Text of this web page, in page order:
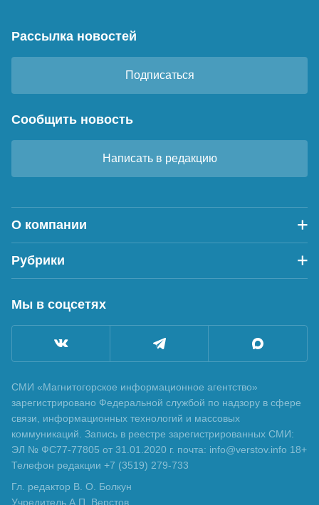
Рассылка новостей
Подписаться
Сообщить новость
Написать в редакцию
О компании
Рубрики
Мы в соцсетях
СМИ «Магнитогорское информационное агентство»
зарегистрировано Федеральной службой по надзору в сфере
связи, информационных технологий и массовых
коммуникаций. Запись в реестре зарегистрированных СМИ:
ЭЛ № ФС77-77805 от 31.01.2020 г. почта: info@verstov.info 18+
Телефон редакции +7 (3519) 279-733
Гл. редактор В. О. Болкун
Учредитель А.П. Верстов